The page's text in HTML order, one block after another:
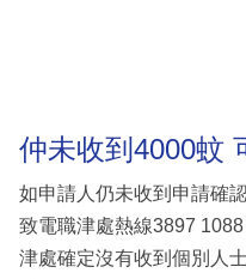
仲未收到4000蚊
如申請人仍未收到申請確
致電職津處熱線3897
津處確定沒有收到個別人